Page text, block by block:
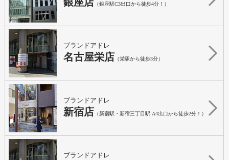
（銀座駅C3出口から徒歩4分！）
ブランドアドレ
名古屋栄店 （栄駅から徒歩3分）
ブランドアドレ
新宿店 （新宿駅・新宿三丁目駅 A4出口から徒歩2分！）
ブランドアドレ